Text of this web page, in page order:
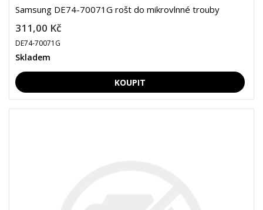
Samsung DE74-70071G rošt do mikrovlnné trouby
311,00 Kč
DE74-70071G
Skladem